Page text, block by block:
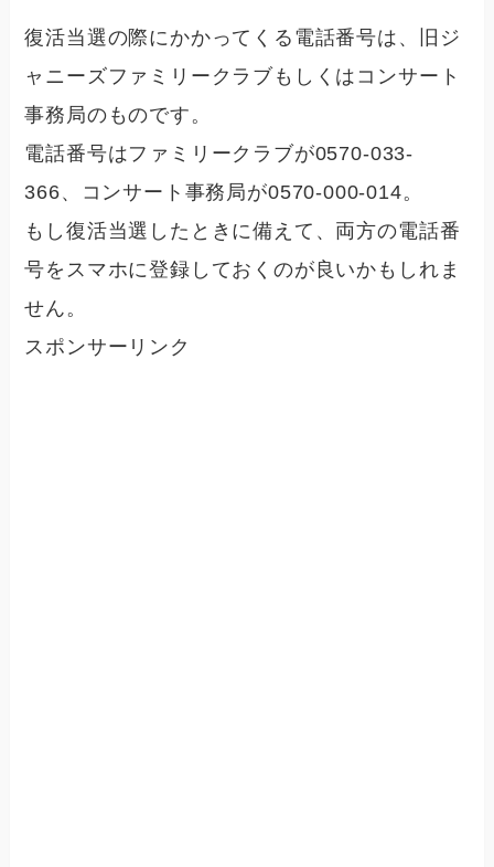
復活当選の際にかかってくる電話番号は、旧ジ
ャニーズファミリークラブもしくはコンサート
事務局のものです。
電話番号はファミリークラブが0570-033-
366、コンサート事務局が0570-000-014。
もし復活当選したときに備えて、両方の電話番
号をスマホに登録しておくのが良いかもしれま
せん。
スポンサーリンク